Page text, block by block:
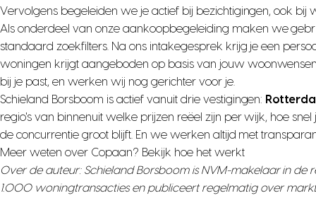
Vervolgens begeleiden we je actief bij bezichtigingen, ook
Als onderdeel van onze aankoopbegeleiding maken we
standaard zoekfilters. Na ons intakegesprek krijg je een
woningen krijgt aangeboden op basis van jouw
bij je past, en werken wij nog gerichter voor je.
Schieland Borsboom is actief vanuit drie vestigingen:
regio's van binnenuit welke prijzen reëel zijn per wijk, hoe
de concurrentie groot blijft. En we werken altijd met
Meer weten over Copaan? Bekijk hoe het werkt
Over de auteur: Schieland Borsboom is NVM-makelaar in
1.000 woningtransacties en publiceert regelmatig over